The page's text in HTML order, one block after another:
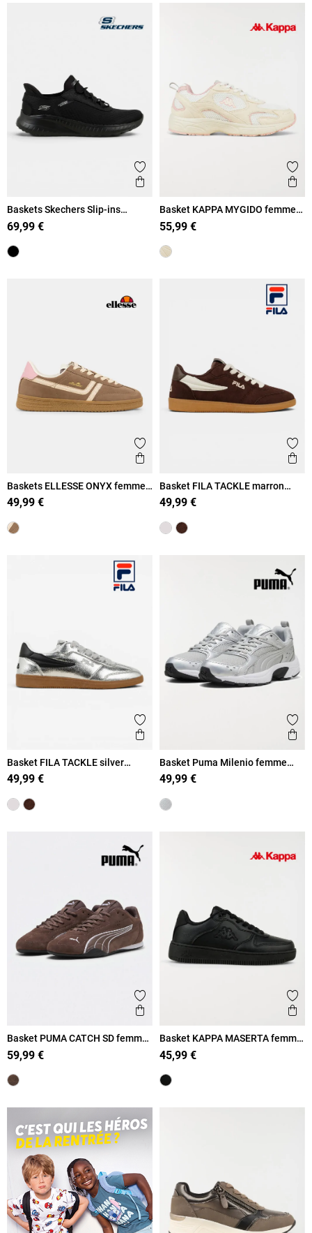
Ajouter aux favoris
Aperçu rapide
Baskets Skechers Slip-ins
femme (36-41)
69,99 €
Basket KAPPA MYGIDO femme
(36-41)
55,99 €
Ajouter aux favoris
Aperçu rapide
Baskets ELLESSE ONYX femme
(36-41)
49,99 €
Basket FILA TACKLE marron
femme (36-41)
49,99 €
Ajouter aux favoris
Aperçu rapide
Basket FILA TACKLE silver
femme (36-41)
49,99 €
Basket Puma Milenio femme
(36-39)
49,99 €
Ajouter aux favoris
Aperçu rapide
Basket PUMA CATCH SD femme
(36-41)
59,99 €
Basket KAPPA MASERTA femme
(36-41)
45,99 €